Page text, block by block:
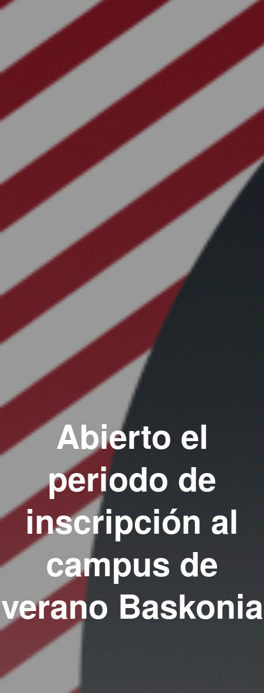
Abierto el
periodo de
inscripción al
campus de
verano Baskonia